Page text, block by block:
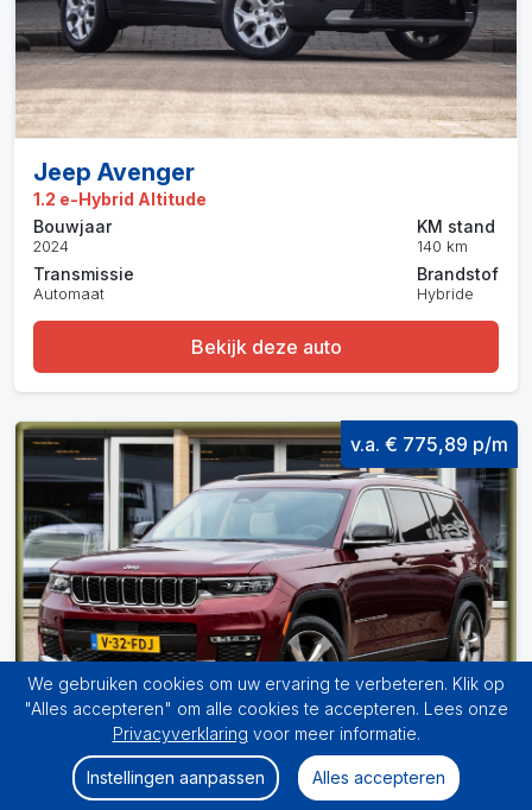
We gebruiken cookies om uw ervaring te verbeteren. Klik op
"Alles accepteren" om alle cookies te accepteren. Lees onze
Privacyverklaring voor meer informatie.
Instellingen aanpassen Alles accepteren
Jeep Avenger
1.2 e-Hybrid Altitude
Bouwjaar
2024
Transmissie
Automaat
KM stand
140 km
Brandstof
Hybride
Bekijk deze auto
v.a. € 775,89 p/m